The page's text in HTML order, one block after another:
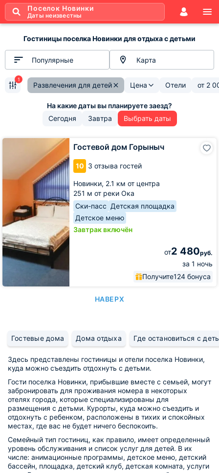
Поселок Новинки
Даты неизвестны
Гостиницы поселка Новинки для отдыха с детьми
Популярные Карта
Развлечения для детей Цена Отели от 2
1
Сегодня Завтра Выбрать даты
Гостевой дом Горыныч
10 3 отзыва гостей
Новинки, 2.1 км от центра
251 м от реки Ока
Ски-пасс Детская площадка
Детское меню
Завтрак включён
от2 480руб.
за 1 ночь
Получите124 бонуса
Гостевой
НАВЕРХ
Гостевые дома Дома отдыха Где остановиться с
Здесь представлены гостиницы и отели поселка Новинки,
куда можно съездить отдохнуть с детьми.
Гости поселка Новинки, прибывшие вместе с семьей, могут
забронировать для проживания номера в некоторых
отелях города, которые специализированы для
размещения с детьми. Курорты, куда можно съездить и
отдохнуть с ребенком, расположены в тихих и спокойных
местах, где вас не будет ничего беспокоить.
Семейный тип гостиниц, как правило, имеет определенный
уровень обслуживания и список услуг для детей. В их
числе: анимационные программы, детское меню, детский
бассейн, площадка, детский клуб, детская комната, услуги